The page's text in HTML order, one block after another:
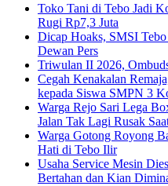
Toko Tani di Tebo Jadi
Rugi Rp7,3 Juta
Dicap Hoaks, SMSI
Dewan Pers
Triwulan II 2026,
Cegah Kenakalan
kepada Siswa SMPN 3
Warga Rejo Sari Lega
Jalan Tak Lagi Rusak
Warga Gotong Royong
Hati di Tebo Ilir
Usaha Service Mesin
Bertahan dan Kian